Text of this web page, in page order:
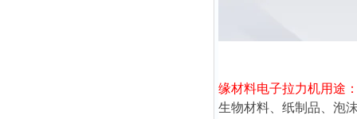
缘材料电子拉力机用途
生物材料、纸制品、泡